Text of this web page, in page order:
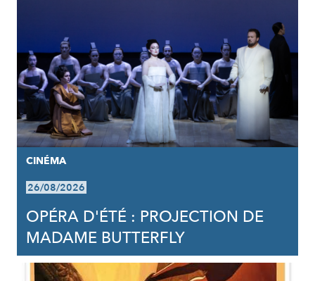
CINÉMA
26/08/2026
OPÉRA D'ÉTÉ : PROJECTION DE
MADAME BUTTERFLY